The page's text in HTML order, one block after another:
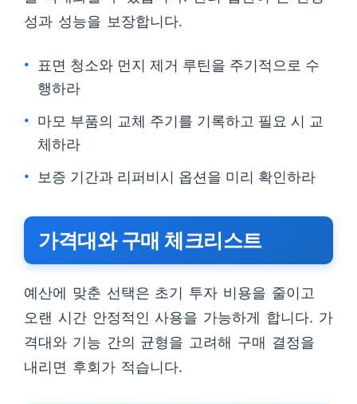
성과 성능을 보장합니다.
표면 청소와 먼지 제거 루틴을 주기적으로 수
행하라
마모 부품의 교체 주기를 기록하고 필요 시 교
체하라
보증 기간과 리퍼비시 옵션을 미리 확인하라
가격대와 구매 체크리스트
예산에 맞춘 선택은 초기 투자 비용을 줄이고
오랜 시간 안정적인 사용을 가능하게 합니다. 가
격대와 기능 간의 균형을 고려해 구매 결정을
내리면 후회가 적습니다.